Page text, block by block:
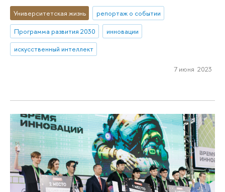
Университетская жизнь
репортаж о событии
Программа развития 2030
инновации
искусственный интеллект
7 июня 2023